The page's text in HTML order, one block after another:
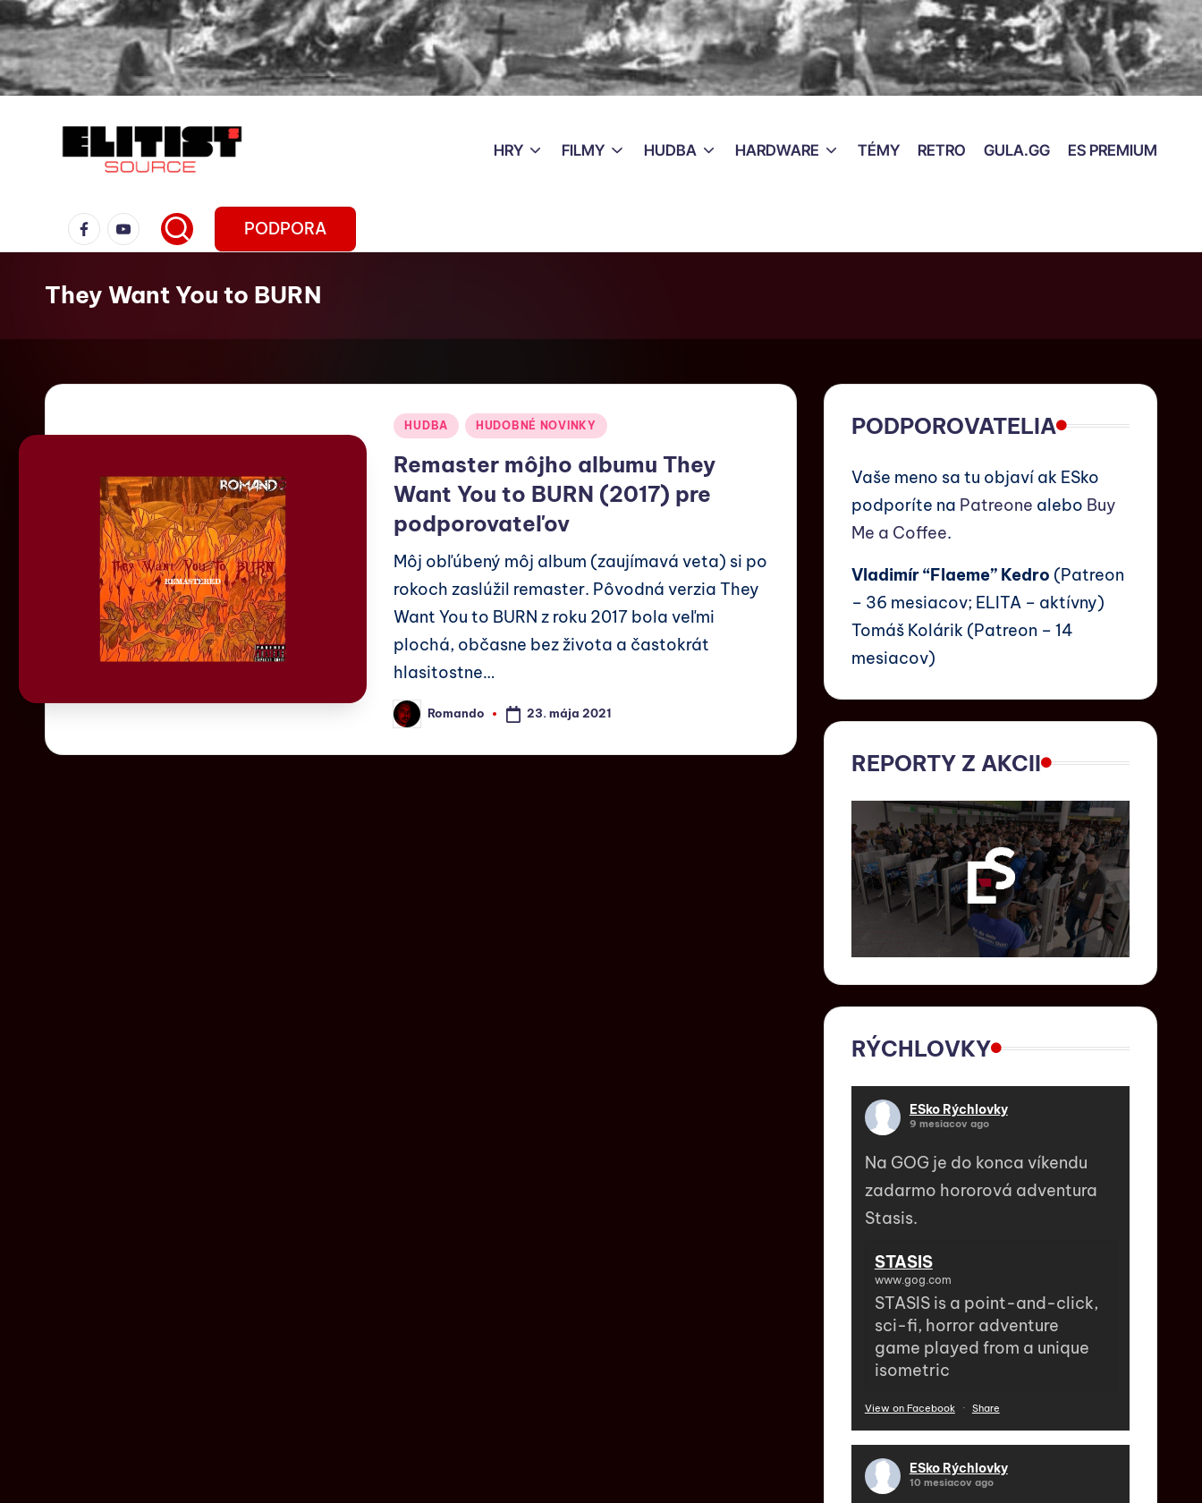
HRY FILMY HUDBA HARDWARE TÉMY RETRO GULA.GG ES PREMIUM
PODPORA
They Want You to BURN
HUDBA HUDOBNÉ NOVINKY
Remaster môjho albumu They
Want You to BURN (2017) pre
podporovateľov
Môj obľúbený môj album (zaujímavá veta) si po
rokoch zaslúžil remaster. Pôvodná verzia They
Want You to BURN z roku 2017 bola veľmi
plochá, občasne bez života a častokrát
hlasitostne…
Romando 23. mája 2021
PODPOROVATELIA
Vaše meno sa tu objaví ak ESko
podporíte na Patreone alebo Buy
Me a Coffee.
Vladimír “Flaeme” Kedro (Patreon
– 36 mesiacov; ELITA – aktívny)
Tomáš Kolárik (Patreon – 14
mesiacov)
REPORTY Z AKCII
RÝCHLOVKY
ESko Rýchlovky
9 mesiacov ago
Na GOG je do konca víkendu
zadarmo hororová adventura
Stasis.
STASIS
www.gog.com
STASIS is a point-and-click,
sci-fi, horror adventure
game played from a unique
isometric
View on Facebook · Share
ESko Rýchlovky
10 mesiacov ago